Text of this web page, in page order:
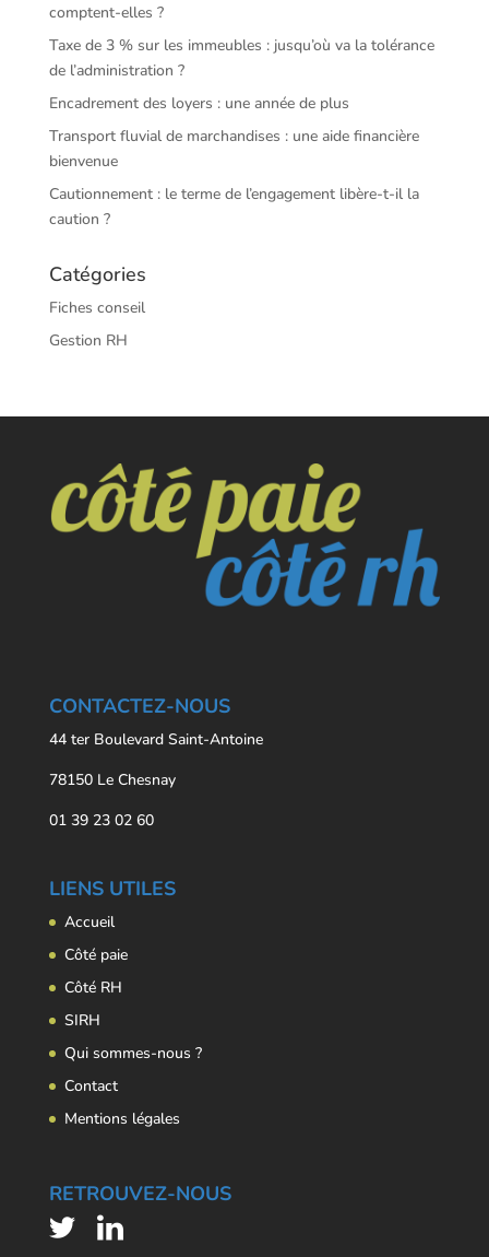
comptent-elles ?
Taxe de 3 % sur les immeubles : jusqu’où va la tolérance
de l’administration ?
Encadrement des loyers : une année de plus
Transport fluvial de marchandises : une aide financière
bienvenue
Cautionnement : le terme de l’engagement libère-t-il la
caution ?
Catégories
Fiches conseil
Gestion RH
CONTACTEZ-NOUS
44 ter Boulevard Saint-Antoine
78150 Le Chesnay
01 39 23 02 60
LIENS UTILES
Accueil
Côté paie
Côté RH
SIRH
Qui sommes-nous ?
Contact
Mentions légales
RETROUVEZ-NOUS